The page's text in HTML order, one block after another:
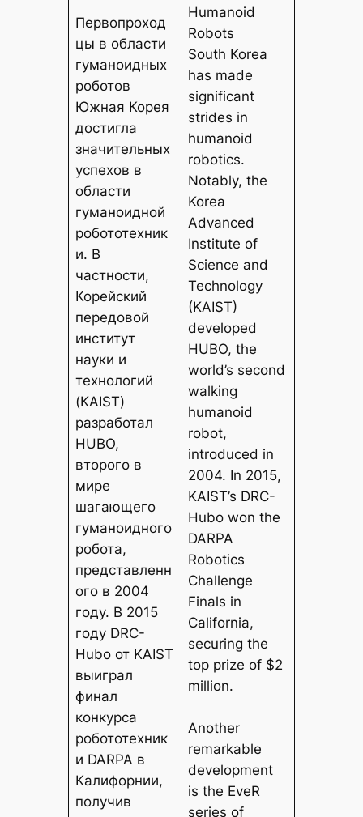
Первопроход
цы в области
гуманоидных
роботов
Южная Корея
достигла
значительных
успехов в
области
гуманоидной
робототехник
и. В
частности,
Корейский
передовой
институт
науки и
технологий
(KAIST)
разработал
HUBO,
второго в
мире
шагающего
гуманоидного
робота,
представленн
ого в 2004
году. В 2015
году DRC-
Hubo от KAIST
выиграл
финал
конкурса
робототехник
и DARPA в
Калифорнии,
получив
Humanoid
Robots
South Korea
has made
significant
strides in
humanoid
robotics.
Notably, the
Korea
Advanced
Institute of
Science and
Technology
(KAIST)
developed
HUBO, the
world’s second
walking
humanoid
robot,
introduced in
2004. In 2015,
KAIST’s DRC-
Hubo won the
DARPA
Robotics
Challenge
Finals in
California,
securing the
top prize of $2
million.
Another
remarkable
development
is the EveR
series of